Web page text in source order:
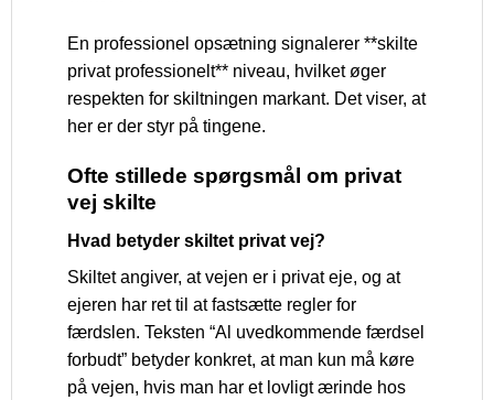
En professionel opsætning signalerer **skilte
privat professionelt** niveau, hvilket øger
respekten for skiltningen markant. Det viser, at
her er der styr på tingene.
Ofte stillede spørgsmål om privat
vej skilte
Hvad betyder skiltet privat vej?
Skiltet angiver, at vejen er i privat eje, og at
ejeren har ret til at fastsætte regler for
færdslen. Teksten “Al uvedkommende færdsel
forbudt” betyder konkret, at man kun må køre
på vejen, hvis man har et lovligt ærinde hos